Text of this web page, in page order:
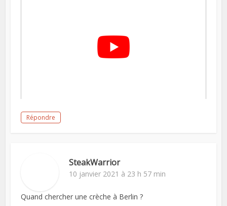
Répondre
SteakWarrior
10 janvier 2021 à 23 h 57 min
Quand chercher une crèche à Berlin ?